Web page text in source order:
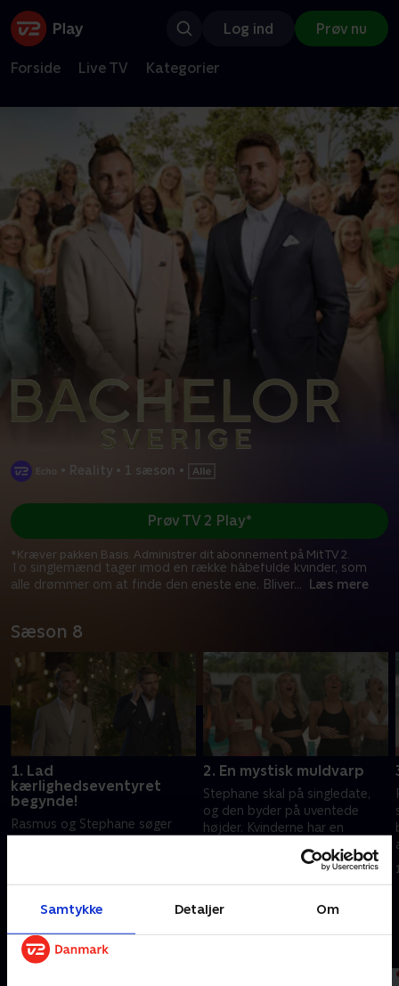
Samtykke Detaljer Om
Log ind Prøv nu
Forside Live TV Kategorier
• Reality • 1 sæson •
To singlemænd tager imod en række håbefulde kvinder, som
alle drømmer om at finde den eneste ene. Bliver... Læs mere
Prøv TV 2 Play*
*Kræver pakken Basis. Administrer dit abonnement på Mit TV 2.
Sæson 8
1. Lad
kærlighedseventyret
begynde!
Rasmus og Stephane søger
modtage den sidste rose.
2. En mystisk muldvarp
Stephane skal på singledate,
og den byder på uventede
højder. Kvinderne har en
sig en muldvarp i huset.
12. februar 2026 • 44 min
Andre så også